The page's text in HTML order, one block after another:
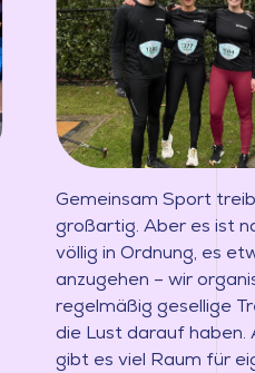
Gemeinsam Sport
großartig. Aber es ist
völlig in Ordnung, es
anzugehen – wir
regelmäßig gesellige
die Lust darauf haben.
gibt es viel Raum für